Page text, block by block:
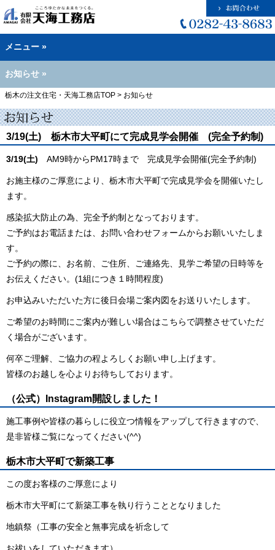
メニュー »
お知らせ »
栃木の注文住宅・天海工務店TOP > お知らせ
3/19(土) 栃木市大平町にて完成見学会開催 (完全予約制)
3/19(土) AM9時からPM17時まで 完成見学会開催(完全予約制)
お施主様のご厚意により、栃木市大平町で完成見学会を開催いたし
ます。
感染拡大防止の為、完全予約制となっております。
ご予約はお電話または、お問い合わせフォームからお願いいたしま
す。
ご予約の際に、お名前、ご住所、ご連絡先、見学ご希望の日時等を
お伝えください。(1組につき１時間程度)
お申込みいただいた方に後日会場ご案内図をお送りいたします。
ご希望のお時間にご案内が難しい場合はこちらで調整させていただ
く場合がございます。
何卒ご理解、ご協力の程よろしくお願い申し上げます。
皆様のお越しを心よりお待ちしております。
（公式）Instagram開設しました！
施工事例や皆様の暮らしに役立つ情報をアップして行きますので、
是非皆様ご覧になってください(^^)
栃木市大平町で新築工事
この度お客様のご厚意により
栃木市大平町にて新築工事を執り行うこととなりました
地鎮祭（工事の安全と無事完成を祈念して